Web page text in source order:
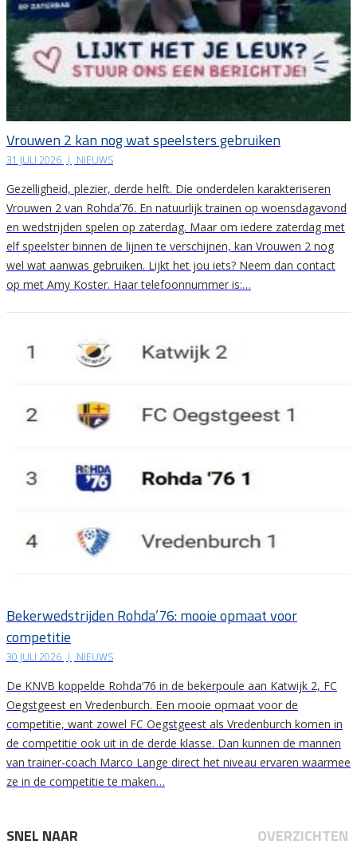
Vrouwen 2 kan nog wat speelsters gebruiken
31 JULI 2026 | NIEUWS
Gezelligheid, plezier, derde helft. Die onderdelen karakteriseren
Vrouwen 2 van Rohda’76. En natuurlijk trainen op woensdagavond
en wedstrijden spelen op zaterdag. Maar om iedere zaterdag met
elf speelster binnen de lijnen te verschijnen, kan Vrouwen 2 nog
wel wat aanwas gebruiken. Lijkt het jou iets? Neem dan contact
op met Amy Koster. Haar telefoonnummer is:…
Bekerwedstrijden Rohda’76: mooie opmaat voor
competitie
30 JULI 2026 | NIEUWS
De KNVB koppelde Rohda’76 in de bekerpoule aan Katwijk 2, FC
Oegstgeest en Vredenburch. Een mooie opmaat voor de
competitie, want zowel FC Oegstgeest als Vredenburch komen in
de competitie ook uit in de derde klasse. Dan kunnen de mannen
van trainer-coach Marco Lange direct het niveau ervaren waarmee
ze in de competitie te maken…
SNEL NAAR OVERZICHTEN